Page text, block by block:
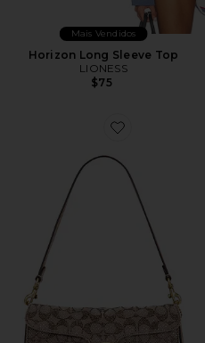
Mais Vendidos
Horizon Long Sleeve Top
LIONESS
$75
Favorite BOLSA